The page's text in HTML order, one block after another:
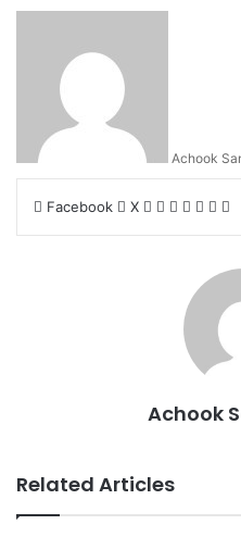
Achook
Facebook X LinkedIn
Tumblr
Pinterest
Reddit
Achook
Related Articles